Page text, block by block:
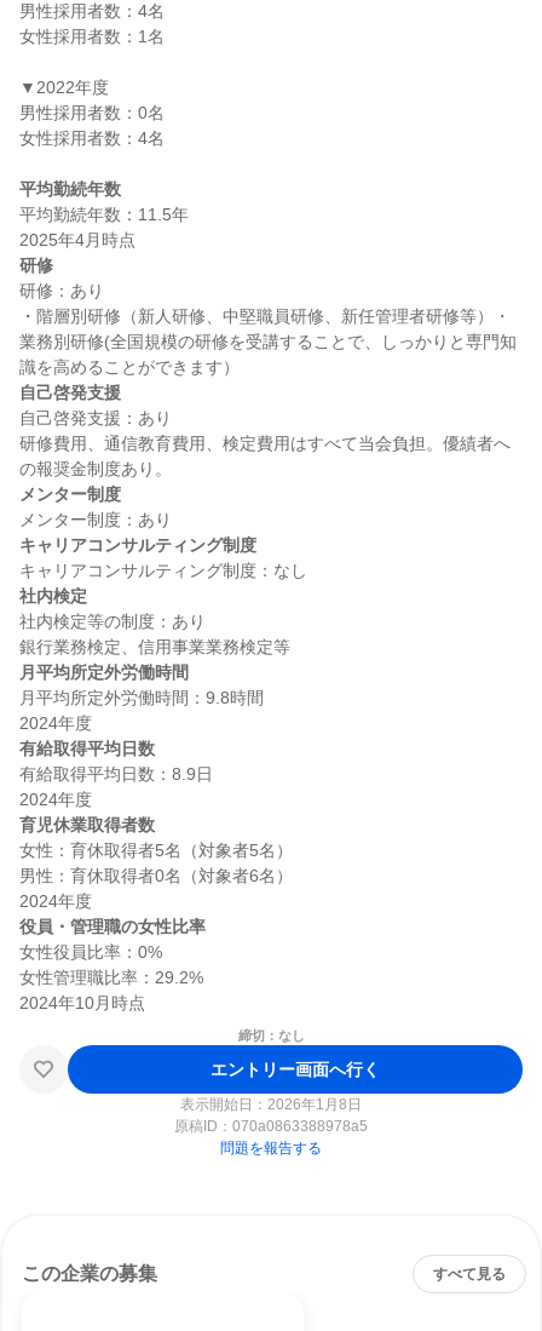
男性採用者数：4名
女性採用者数：1名
▼2022年度
男性採用者数：0名
女性採用者数：4名
平均勤続年数
平均勤続年数：11.5年
研修
研修：あり
・階層別研修（新人研修、中堅職員研修、新任管理者研修等）・
業務別研修(全国規模の研修を受講することで、しっかりと専門知
自己啓発支援
自己啓発支援：あり
研修費用、通信教育費用、検定費用はすべて当会負担。優績者へ
メンター制度
キャリアコンサルティング制度
社内検定
社内検定等の制度：あり
月平均所定外労働時間
月平均所定外労働時間：9.8時間
有給取得平均日数
有給取得平均日数：8.9日
育児休業取得者数
女性：育休取得者5名（対象者5名）
男性：育休取得者0名（対象者6名）
役員・管理職の女性比率
女性役員比率：0%
女性管理職比率：29.2%
締切：なし
エントリー画面へ行く
表示開始日：2026年1月8日
原稿ID： 070a0863388978a5
問題を報告する
この企業の募集 すべて見る